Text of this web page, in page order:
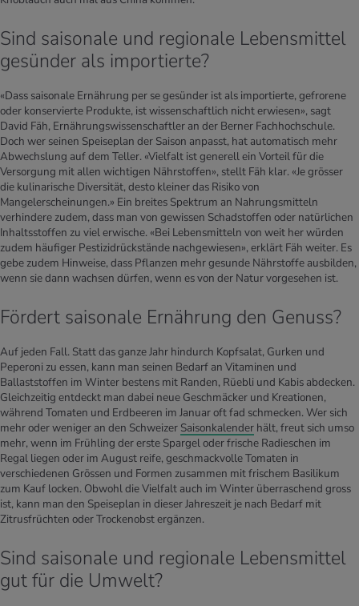
Sind saisonale und regionale Lebensmittel
gesünder als importierte?
«Dass saisonale Ernährung per se gesünder ist als importierte, gefrorene
oder konservierte Produkte, ist wissenschaftlich nicht erwiesen», sagt
David Fäh, Ernährungswissenschaftler an der Berner Fachhochschule.
Doch wer seinen Speiseplan der Saison anpasst, hat automatisch mehr
Abwechslung auf dem Teller. «Vielfalt ist generell ein Vorteil für die
Versorgung mit allen wichtigen Nährstoffen», stellt Fäh klar. «Je grösser
die kulinarische Diversität, desto kleiner das Risiko von
Mangelerscheinungen.» Ein breites Spektrum an Nahrungsmitteln
verhindere zudem, dass man von gewissen Schadstoffen oder natürlichen
Inhaltsstoffen zu viel erwische. «Bei Lebensmitteln von weit her würden
zudem häufiger Pestizidrückstände nachgewiesen», erklärt Fäh weiter. Es
gebe zudem Hinweise, dass Pflanzen mehr gesunde Nährstoffe ausbilden,
wenn sie dann wachsen dürfen, wenn es von der Natur vorgesehen ist.
Fördert saisonale Ernährung den Genuss?
Auf jeden Fall. Statt das ganze Jahr hindurch Kopfsalat, Gurken und
Peperoni zu essen, kann man seinen Bedarf an Vitaminen und
Ballaststoffen im Winter bestens mit Randen, Rüebli und Kabis abdecken.
Gleichzeitig entdeckt man dabei neue Geschmäcker und Kreationen,
während Tomaten und Erdbeeren im Januar oft fad schmecken. Wer sich
mehr oder weniger an den Schweizer Saisonkalender hält, freut sich umso
mehr, wenn im Frühling der erste Spargel oder frische Radieschen im
Regal liegen oder im August reife, geschmackvolle Tomaten in
verschiedenen Grössen und Formen zusammen mit frischem Basilikum
zum Kauf locken. Obwohl die Vielfalt auch im Winter überraschend gross
ist, kann man den Speiseplan in dieser Jahreszeit je nach Bedarf mit
Zitrusfrüchten oder Trockenobst ergänzen.
Sind saisonale und regionale Lebensmittel
gut für die Umwelt?